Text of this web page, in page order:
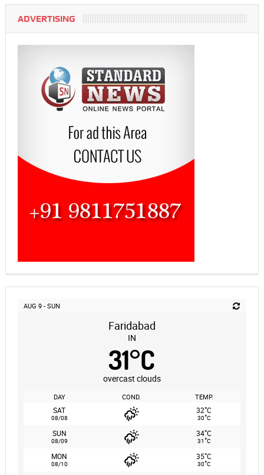
ADVERTISING
AUG 9 - SUN
Faridabad
IN
31°C
overcast clouds
DAY COND. TEMP.
SAT
08/08
32°C
30°C
SUN
08/09
34°C
31°C
MON
08/10
35°C
30°C